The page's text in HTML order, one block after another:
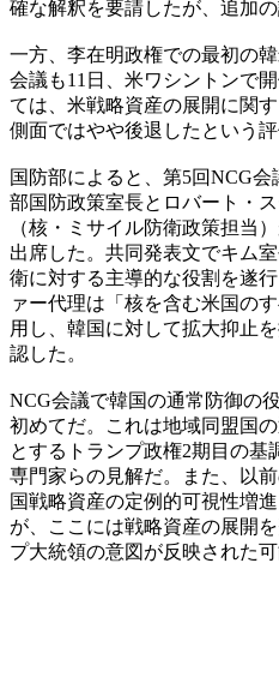
確な解釈を要請したが、追加の
一方、李在明政権での最初の
会議も11日、米ワシントンで
ては、米戦略資産の展開に関
側面ではやや後退したという評
国防部によると、第5回NCG
部国防政策室長とロバート・
（核・ミサイル防衛政策担当
出席した。共同発表文でキム
衛に対する主導的な役割を遂
ァー代理は「核を含む米国の
用し、韓国に対して拡大抑止
認した。
NCG会議で韓国の通常防御の
初めてだ。これは地域同盟国
とするトランプ政権2期目の基
専門家らの見解だ。また、以
国戦略資産の定例的可視性増
が、ここには戦略資産の展開
プ大統領の意図が反映された可